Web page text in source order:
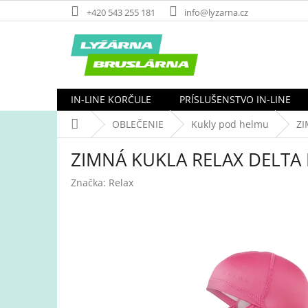
na
+420 543 255 181 info@lyzarna.cz
IN-LINE KORČULE PRÍSLUŠENSTVO IN-LINE
DomovOBLEČENIE Kukly pod helmu
ZIMNÁ KUKLA RELAX DELTA
Značka: Relax